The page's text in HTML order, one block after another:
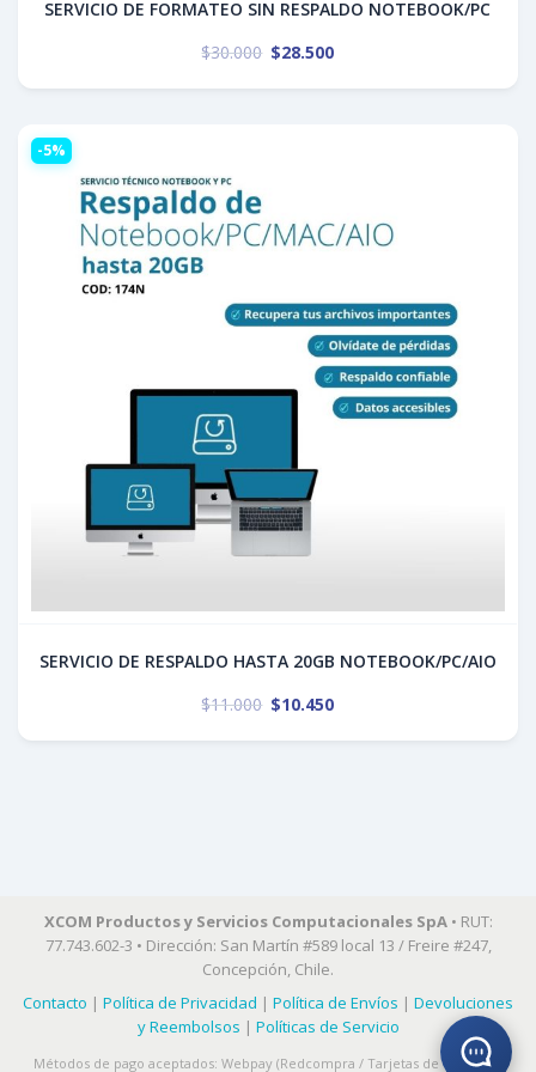
SERVICIO DE FORMATEO SIN RESPALDO NOTEBOOK/PC
$30.000 $28.500
-5%
SERVICIO DE RESPALDO HASTA 20GB NOTEBOOK/PC/AIO
$11.000 $10.450
XCOM Productos y Servicios Computacionales SpA• RUT:
77.743.602-3 • Dirección: San Martín #589 local 13 / Freire #247,
Concepción, Chile.
Contacto | Política de Privacidad | Política de Envíos | Devoluciones
y Reembolsos | Políticas de Servicio
Métodos de pago aceptados: Webpay (Redcompra / Tarjetas de Crédito) •